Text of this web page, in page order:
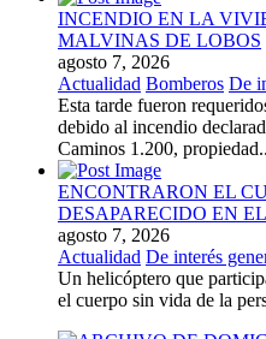
INCENDIO EN LA
MALVINAS DE LOBOS
agosto 7, 2026
Actualidad Bomberos De
Esta tarde fueron
debido al incendio
Caminos 1.200,
ENCONTRARON EL
DESAPARECIDO EN
agosto 7, 2026
Actualidad De interés
Un helicóptero que
el cuerpo sin vida de la